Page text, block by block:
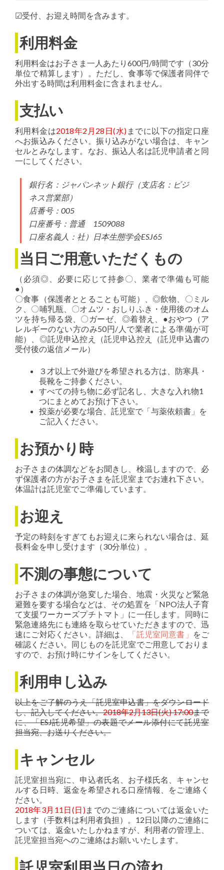
☑受付、お迎え時間を含みます。
利用料金
利用料金はお子さま一人あたり600円/時間です（30分
単位で精算します）。ただし、食事等で保護者同伴で
外出する時間は利用料金に含まれません。
支払い
利用料金は2018年2月28日(水) までに以下の指定口座
へお振込みください。振り込みがない場合は、キャン
セルとみなします。なお、振込人名は託児申請者と同
一にしてください。
銀行名：ジャパンネット銀行（支店名：ビジ
ネス営業部）
店番号：005
口座番号：普通 1509088
口座名義人：社）日本生態学会ESJ65
当日ご用意いただくもの
（必須◎、必要に応じて持参〇、業者で準備も可能
●）
〇食事（保護者ととることも可能）、◎飲物、〇ミル
ク、〇哺乳瓶、〇オムツ・おしりふき・使用後のオム
ツを持ち帰る袋、〇ガーゼ、◎着替え、●おやつ（ア
レルギーのない方のみ50円/人で業者による準備が可
能）、◎託児申込控え（託児申込控え（託児申込書の
受付後の返信メール）
３才以上で外遊びを希望される方は、防寒具・
長靴をご持参ください。
すべての持ち物に必ず記名し、大きな入れ物1
つにまとめてお預け下さい。
投薬が必要な場合、託児室で「与薬依頼書」を
ご記入ください。
お預かり時
お子さまの体調などをお聞きし、検温しますので、必
ず保護者の方がお子さまを託児室までお連れ下さい。
体温計は託児室でご準備しています。
お迎え
予定の時刻をすぎてもお迎えに来られない場合は、延
長料金を申し受けます（30分単位）。
不測の事態について
お子さまの体調が急変した場合、地震・火災など緊急
避難を要する場合などは、その処置を「NPO法人子育
て支援ワーカーズプチトマト」に一任します。同時に
緊急連絡先にも連絡を取らせていただきますので、迅
速にご対応ください。詳細は、
「託児室同意書」 をご
確認ください。同じものを託児室でご用意しておりま
すので、お預け時にサインをしてください。
利用申し込み
以上をご了解のうえ「託児室申込書」をダウンロード
し、記入してください。2018年2月13日(火) 17:00まで
に、「ESJ託児希望」の表題でメール添付にて託児室
担当宛、お送りください。
キャンセル
託児室担当宛に、申込者氏名、お子様氏名、キャンセ
ルする日時、返金を希望される口座情報、をご連絡く
ださい。
2018年3月11日(日)までのご連絡については返金いた
します（手数料は利用者負担）。12日以降のご連絡に
ついては、返金いたしかねますが、利用者の管理上、
託児室担当宛へのご連絡はお願いいたします。